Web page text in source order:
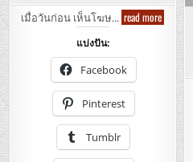
เมื่อวันก่อน เห็นโฆษ… read moreUniqlo
–
Crew
Neck
Short
Sleeve
Color
Shirt
เสื้อ
คอกลม
แบ่งปัน:
Facebook
Pinterest
Tumblr